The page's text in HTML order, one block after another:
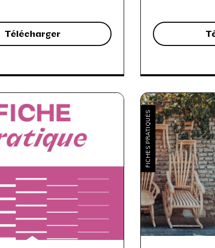
Télécharger
FICHES PRATIQUES